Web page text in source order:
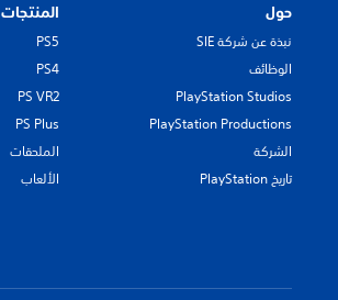
حول
نبذة عن شركة SIE
الوظائف
PlayStation Studios
PlayStation Productions
الشركة
تاريخ PlayStation
المنتجات
PS5
PS4
PS VR2
PS Plus
الملحقات
الألعاب